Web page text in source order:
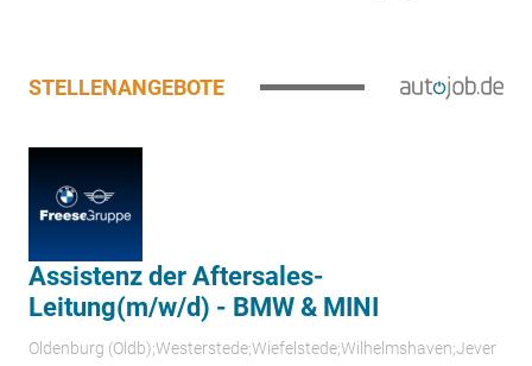
STELLENANGEBOTE
Assistenz der Aftersales-
Leitung(m/w/d) - BMW & MINI
Oldenburg (Oldb);Westerstede;Wiefelstede;Wilhelmshaven;Jever